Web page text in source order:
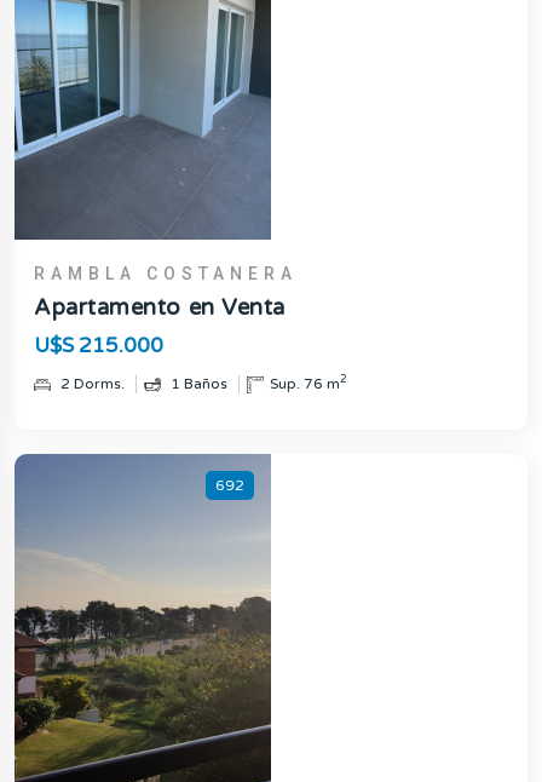
RAMBLA COSTANERA
Apartamento en Venta
U$S 215.000
2 Dorms. 1 Baños Sup. 76 m2
692